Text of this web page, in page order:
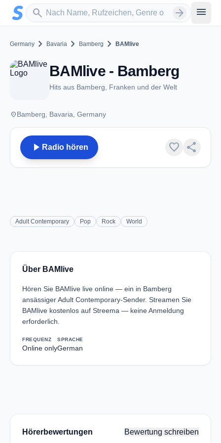
Zum Hauptinhalt springen
search
Sender suchen arrow_forward menu
Germany chevron_right Bavaria chevron_right Bamberg chevron_right BAMlive
BAMlive - Bamberg
Hits aus Bamberg, Franken und der Welt
placeBamberg, Bavaria, Germany
play_arrow Radio hören favorite share
Adult Contemporary Pop Rock World
Über BAMlive
Hören Sie BAMlive live online — ein in Bamberg
ansässiger Adult Contemporary-Sender. Streamen Sie
BAMlive kostenlos auf Streema — keine Anmeldung
erforderlich.
FREQUENZ
Online only
SPRACHE
German
Hörerbewertungen Bewertung schreiben